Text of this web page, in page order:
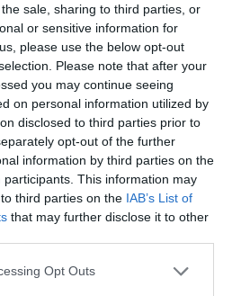
sale, sharing to third parties, or
or sensitive information for
please use the below opt-out
Please note that after your
you may continue seeing
on personal information utilized by
disclosed to third parties prior to
opt-out of the further
information by third parties on the
participants. This information may
third parties on the IAB’s List of
that may further disclose it to other
app uses one or more Google
Opt Outs